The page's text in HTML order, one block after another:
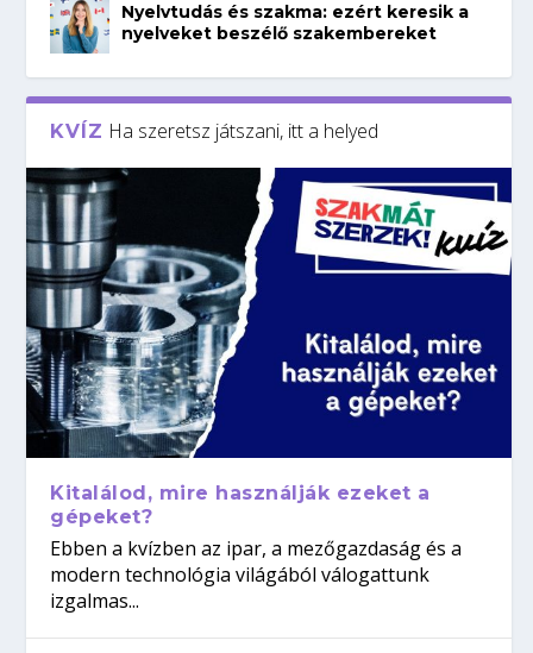
Nyelvtudás és szakma: ezért keresik a
nyelveket beszélő szakembereket
KVÍZ Ha szeretsz játszani, itt a helyed
Kitalálod, mire használják ezeket a
gépeket?
Ebben a kvízben az ipar, a mezőgazdaság és a
modern technológia világából válogattunk
izgalmas...